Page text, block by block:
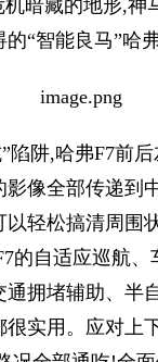
机暗藏的地形,神
“智能良马”哈弗
陷阱,哈弗F7前
影像全部传递到
轻松搞清周围
的自适应巡航、
通拥堵辅助、半
很实用。应对上